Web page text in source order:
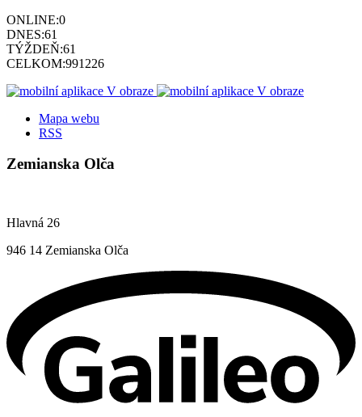
ONLINE:0
DNES:61
TÝŽDEŇ:61
CELKOM:991226
Mapa webu
RSS
Zemianska Olča
Hlavná 26
946 14 Zemianska Olča